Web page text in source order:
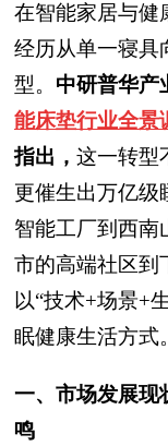
在智能家居与健
经历从单一寝具
型。 中研普华产
能床垫行业全景
指出， 这一转型
更催生出万亿级
智能工厂到西南
市的高端社区到
以“技术+场景+
眠健康生活方式。
一、市场发展现
鸣